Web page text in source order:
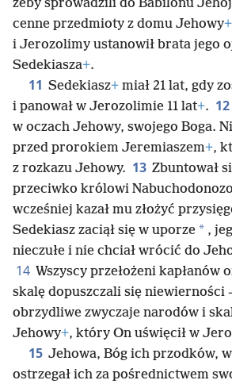
żeby sprowadzili do Babilonu
cenne przedmioty z domu Jehowy+
i Jerozolimy ustanowił brata jego
Sedekiasza+.
11 Sedekiasz+ miał 21 lat, gdy
i panował w Jerozolimie 11 lat+. 12
w oczach Jehowy, swojego Boga.
przed prorokiem Jeremiaszem+,
z rozkazu Jehowy. 13 Zbuntował
przeciwko królowi
wcześniej kazał mu złożyć
Sedekiasz zaciął się w uporze * ,
nieczułe i nie chciał wrócić do
14 Wszyscy przełożeni kapłanów
skalę dopuszczali się niewierności
obrzydliwe zwyczaje narodów i
Jehowy+, który On uświęcił w
15 Jehowa, Bóg ich przodków,
ostrzegał ich za pośrednictwem